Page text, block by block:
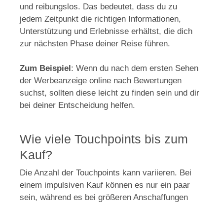
und reibungslos. Das bedeutet, dass du zu
jedem Zeitpunkt die richtigen Informationen,
Unterstützung und Erlebnisse erhältst, die dich
zur nächsten Phase deiner Reise führen.
Zum Beispiel : Wenn du nach dem ersten Sehen
der Werbeanzeige online nach Bewertungen
suchst, sollten diese leicht zu finden sein und dir
bei deiner Entscheidung helfen.
Wie viele Touchpoints bis zum
Kauf?
Die Anzahl der Touchpoints kann variieren. Bei
einem impulsiven Kauf können es nur ein paar
sein, während es bei größeren Anschaffungen